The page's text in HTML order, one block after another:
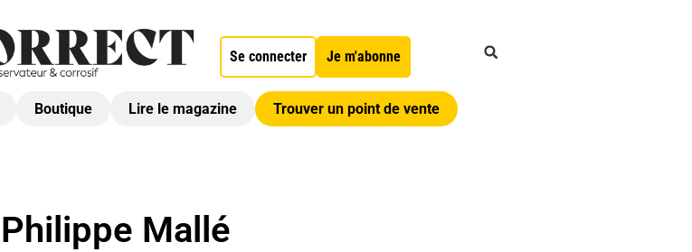
Se connecter Je m'abonne
Boutique Lire le magazine Trouver un point de vente
Mallé